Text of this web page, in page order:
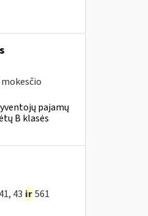
pajamų
B klasės
43 ir 561